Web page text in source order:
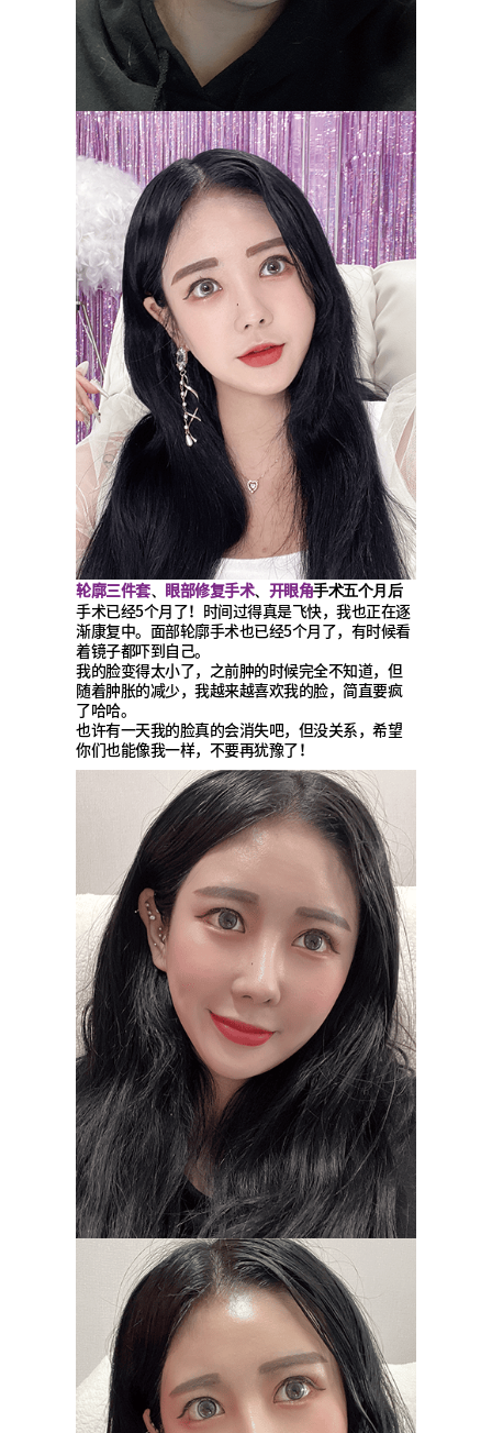
轮廓三件套、 眼部修复手术、 开眼角手术五个月后
手术已经5个月了！时间过得真是飞快，我也正在逐
渐康复中。面部轮廓手术也已经5个月了，有时候看
着镜子都吓到自己。
我的脸变得太小了，之前肿的时候完全不知道，但
随着肿胀的减少，我越来越喜欢我的脸，简直要疯
了哈哈。
也许有一天我的脸真的会消失吧，但没关系，希望
你们也能像我一样，不要再犹豫了！